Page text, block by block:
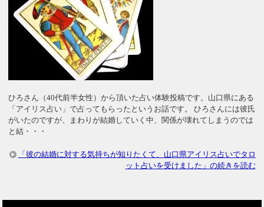
ひろさん（40代前半女性）から頂いた占い体験投稿です。山口県にある
「アイリス占い」で占ってもらったというお話です。 ひろさんには彼氏
がいたのですが、まわりが結婚していく中、関係が壊れてしまうのでは
と結・・・
「彼の結婚に対する気持ちが知りたくて、山口県アイリス占いでタロ
ット占いを受けました」の続きを読む